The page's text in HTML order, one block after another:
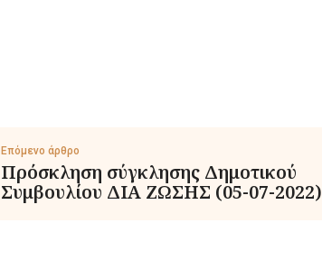
Επόμενο άρθρο
Πρόσκληση σύγκλησης Δημοτικού
Συμβουλίου ΔΙΑ ΖΩΣΗΣ (05-07-2022)